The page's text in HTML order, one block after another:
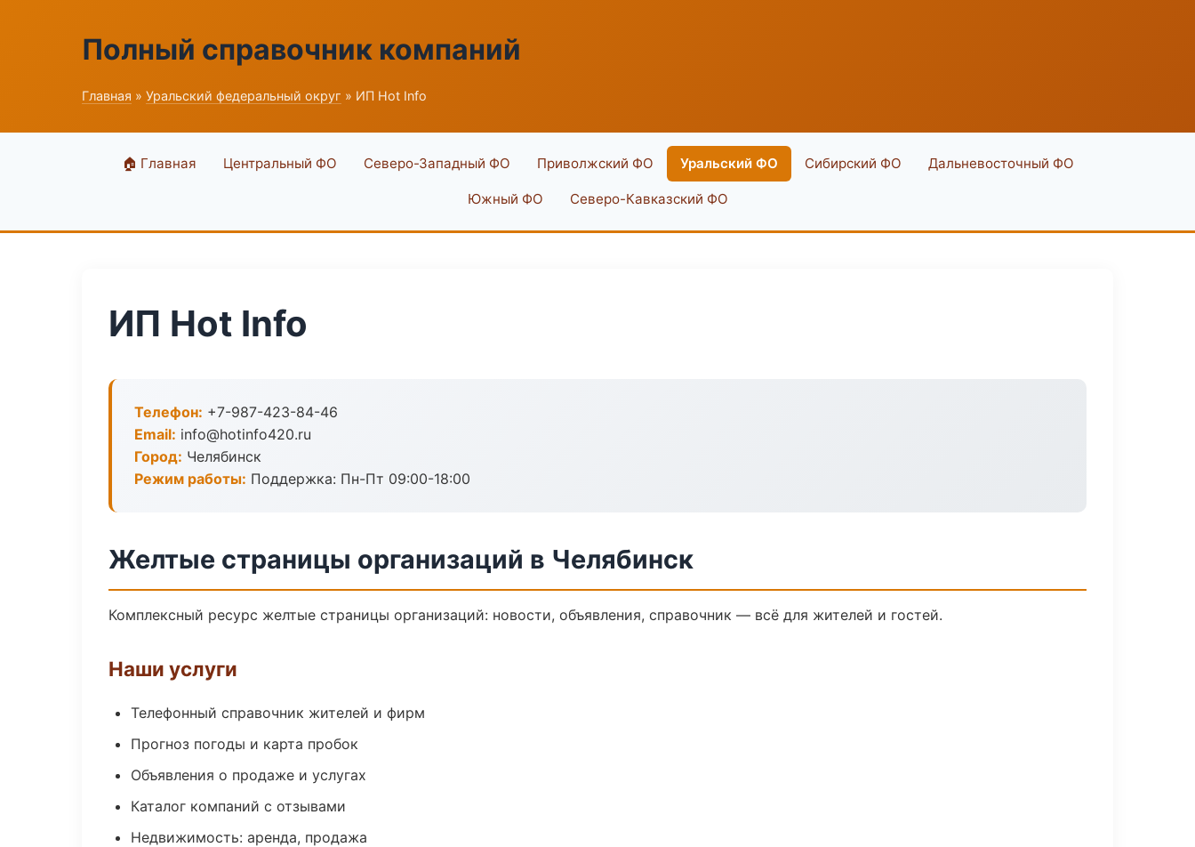
Полный справочник компаний
Главная » Уральский федеральный округ » ИП Hot Info
🏠 Главная Центральный ФО Северо-Западный ФО Приволжский ФО Уральский ФО Сибирский ФО Дальневосточный ФО
Южный ФО Северо-Кавказский ФО
ИП Hot Info
Телефон: +7-987-423-84-46
Email: info@hotinfo420.ru
Город: Челябинск
Режим работы: Поддержка: Пн-Пт 09:00-18:00
Желтые страницы организаций в Челябинск
Комплексный ресурс желтые страницы организаций: новости, объявления, справочник — всё для жителей и гостей.
Наши услуги
Телефонный справочник жителей и фирм
Прогноз погоды и карта пробок
Объявления о продаже и услугах
Каталог компаний с отзывами
Недвижимость: аренда, продажа